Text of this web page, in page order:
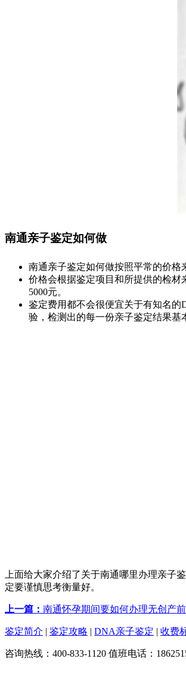
南通亲子鉴定如何做
南通亲子鉴定如何做按照平常的价格
价格会根据鉴定项目和所提供的检材
5000元。
鉴定费用都不会很便宜关于有知名
验，检测出的每一份亲子鉴定结果基
上面给大家介绍了关于南通哪里办理亲子
定要谨慎思考衡量好。
上一篇： 南通怀孕期间要如何办理无创产
鉴定简介 | 鉴定攻略 | DNA亲子鉴定 | 收费
咨询热线：400-833-1120 值班电话：